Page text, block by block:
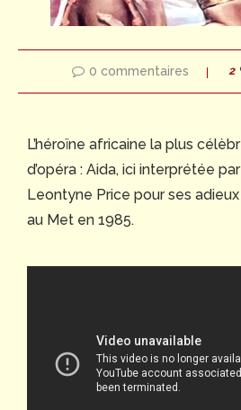
0 commentaires 2
L’héroïne africaine la plus
d’opéra : Aida, ici interprétée
Leontyne Price pour ses
au Met en 1985.